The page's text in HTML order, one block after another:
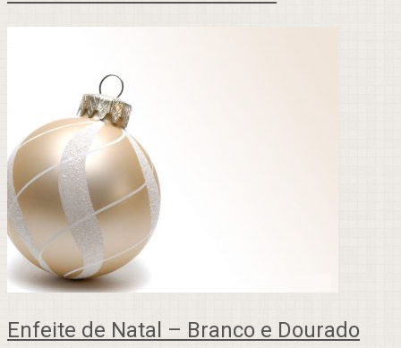
Enfeite de Natal – Branco e Dourado